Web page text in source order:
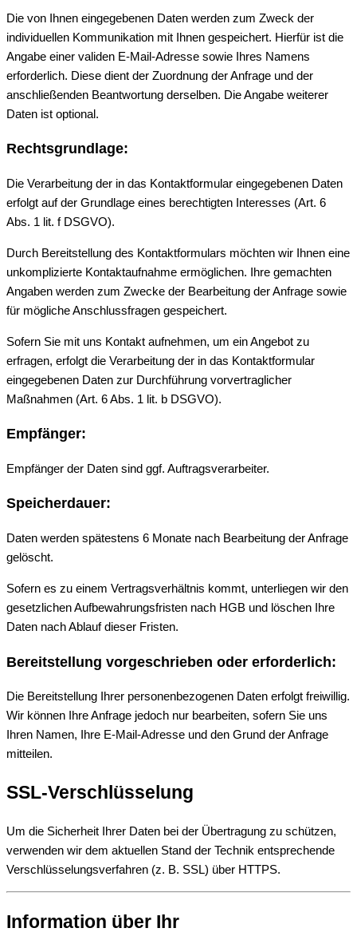
Die von Ihnen eingegebenen Daten werden zum Zweck der
individuellen Kommunikation mit Ihnen gespeichert. Hierfür ist die
Angabe einer validen E-Mail-Adresse sowie Ihres Namens
erforderlich. Diese dient der Zuordnung der Anfrage und der
anschließenden Beantwortung derselben. Die Angabe weiterer
Daten ist optional.
Rechtsgrundlage:
Die Verarbeitung der in das Kontaktformular eingegebenen Daten
erfolgt auf der Grundlage eines berechtigten Interesses (Art. 6
Abs. 1 lit. f DSGVO).
Durch Bereitstellung des Kontaktformulars möchten wir Ihnen eine
unkomplizierte Kontaktaufnahme ermöglichen. Ihre gemachten
Angaben werden zum Zwecke der Bearbeitung der Anfrage sowie
für mögliche Anschlussfragen gespeichert.
Sofern Sie mit uns Kontakt aufnehmen, um ein Angebot zu
erfragen, erfolgt die Verarbeitung der in das Kontaktformular
eingegebenen Daten zur Durchführung vorvertraglicher
Maßnahmen (Art. 6 Abs. 1 lit. b DSGVO).
Empfänger:
Empfänger der Daten sind ggf. Auftragsverarbeiter.
Speicherdauer:
Daten werden spätestens 6 Monate nach Bearbeitung der Anfrage
gelöscht.
Sofern es zu einem Vertragsverhältnis kommt, unterliegen wir den
gesetzlichen Aufbewahrungsfristen nach HGB und löschen Ihre
Daten nach Ablauf dieser Fristen.
Bereitstellung vorgeschrieben oder erforderlich:
Die Bereitstellung Ihrer personenbezogenen Daten erfolgt freiwillig.
Wir können Ihre Anfrage jedoch nur bearbeiten, sofern Sie uns
Ihren Namen, Ihre E-Mail-Adresse und den Grund der Anfrage
mitteilen.
SSL-Verschlüsselung
Um die Sicherheit Ihrer Daten bei der Übertragung zu schützen,
verwenden wir dem aktuellen Stand der Technik entsprechende
Verschlüsselungsverfahren (z. B. SSL) über HTTPS.
Information über Ihr